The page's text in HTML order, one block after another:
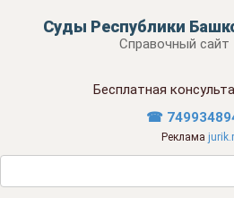
Суды Республики
Справочный сайт
Бесплатная
☎
Реклама
Поиск: